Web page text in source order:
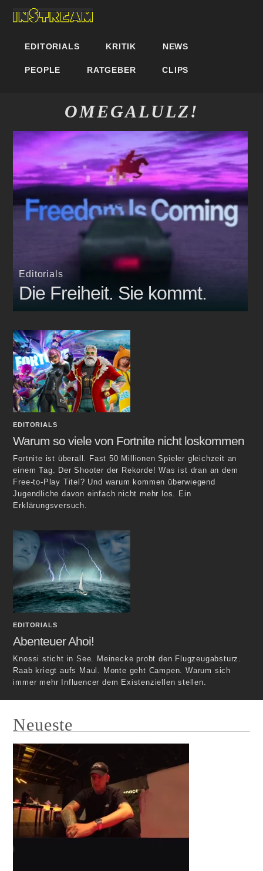
EDITORIALS KRITIK NEWS
PEOPLE RATGEBER CLIPS
OMEGALULZ!
Editorials
Die Freiheit. Sie kommt.
EDITORIALS
Warum so viele von Fortnite nicht loskommen
Fortnite ist überall. Fast 50 Millionen Spieler gleichzeit an
einem Tag. Der Shooter der Rekorde! Was ist dran an dem
Free-to-Play Titel? Und warum kommen überwiegend
Jugendliche davon einfach nicht mehr los. Ein
Erklärungsversuch.
EDITORIALS
Abenteuer Ahoi!
Knossi sticht in See. Meinecke probt den Flugzeugabsturz.
Raab kriegt aufs Maul. Monte geht Campen. Warum sich
immer mehr Influencer dem Existenziellen stellen.
Neueste